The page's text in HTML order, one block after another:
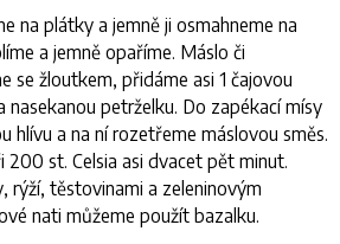
na plátky a jemně ji osmahneme na
a jemně opaříme. Máslo či
se žloutkem, přidáme asi 1 čajovou
nasekanou petrželku. Do zapékací mísy
hlívu a na ní rozetřeme máslovou směs.
st. Celsia asi dvacet pět minut.
rýží, těstovinami a zeleninovým
nati můžeme použít bazalku.